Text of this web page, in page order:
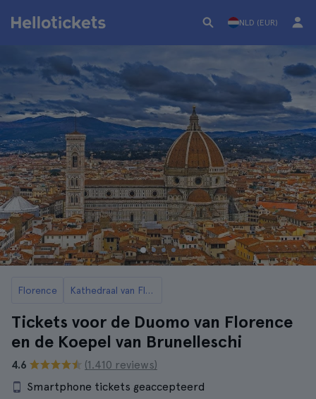
NLD (EUR)
Florence Kathedraal van Florence en de Koepel van de Duomo
Tickets voor de Duomo van Florence
en de Koepel van Brunelleschi
4.6
(1.410 reviews)
Smartphone tickets geaccepteerd